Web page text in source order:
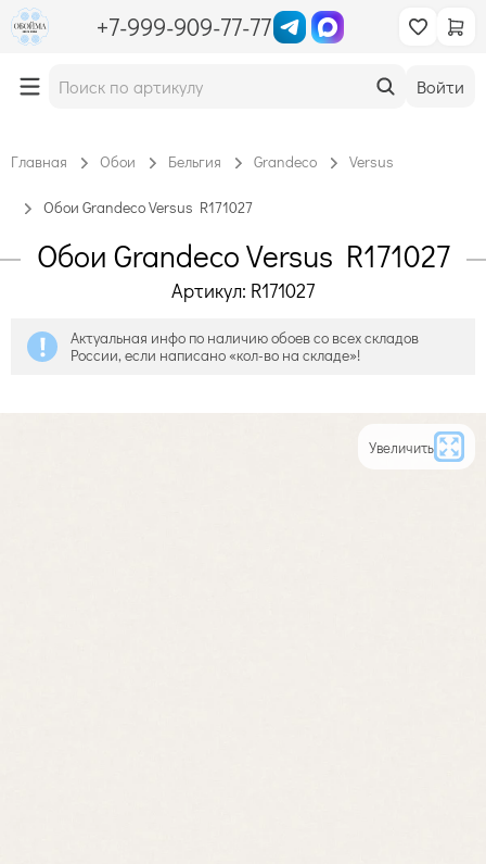
+7-999-909-77-77
Войти
Главная Обои Бельгия Grandeco Versus
Обои Grandeco Versus R171027
Обои Grandeco Versus R171027
Артикул: R171027
Актуальная инфо по наличию обоев со всех складов
России, если написано «кол-во на складе»!
Увеличить